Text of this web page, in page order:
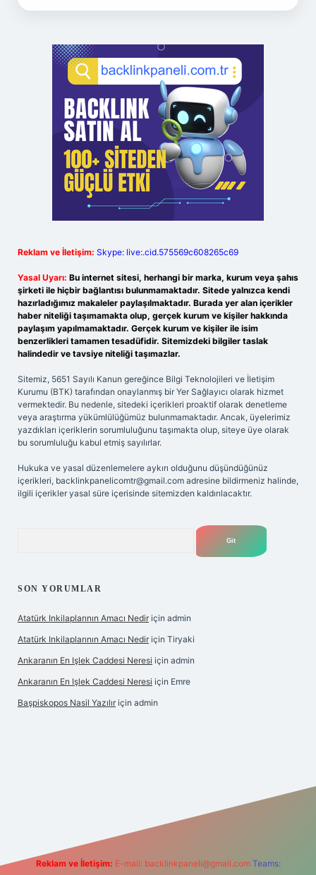
Reklam ve İletişim: Skype: live:.cid.575569c608265c69
Yasal Uyarı: Bu internet sitesi, herhangi bir marka, kurum veya şahıs
şirketi ile hiçbir bağlantısı bulunmamaktadır. Sitede yalnızca kendi
hazırladığımız makaleler paylaşılmaktadır. Burada yer alan içerikler
haber niteliği taşımamakta olup, gerçek kurum ve kişiler hakkında
paylaşım yapılmamaktadır. Gerçek kurum ve kişiler ile isim
benzerlikleri tamamen tesadüfidir. Sitemizdeki bilgiler taslak
halindedir ve tavsiye niteliği taşımazlar.
Sitemiz, 5651 Sayılı Kanun gereğince Bilgi Teknolojileri ve İletişim
Kurumu (BTK) tarafından onaylanmış bir Yer Sağlayıcı olarak hizmet
vermektedir. Bu nedenle, sitedeki içerikleri proaktif olarak denetleme
veya araştırma yükümlülüğümüz bulunmamaktadır. Ancak, üyelerimiz
yazdıkları içeriklerin sorumluluğunu taşımakta olup, siteye üye olarak
bu sorumluluğu kabul etmiş sayılırlar.
Hukuka ve yasal düzenlemelere aykırı olduğunu düşündüğünüz
içerikleri, backlinkpanelicomtr@gmail.com adresine bildirmeniz halinde,
ilgili içerikler yasal süre içerisinde sitemizden kaldırılacaktır.
SON YORUMLAR
Atatürk Inkilaplarının Amacı Nedir için admin
Atatürk Inkilaplarının Amacı Nedir için Tiryaki
Ankaranın En Işlek Caddesi Neresi için admin
Ankaranın En Işlek Caddesi Neresi için Emre
Başpiskopos Nasil Yazılır için admin
Reklam ve İletişim: E-mail: backlinkpaneli@gmail.com Teams: